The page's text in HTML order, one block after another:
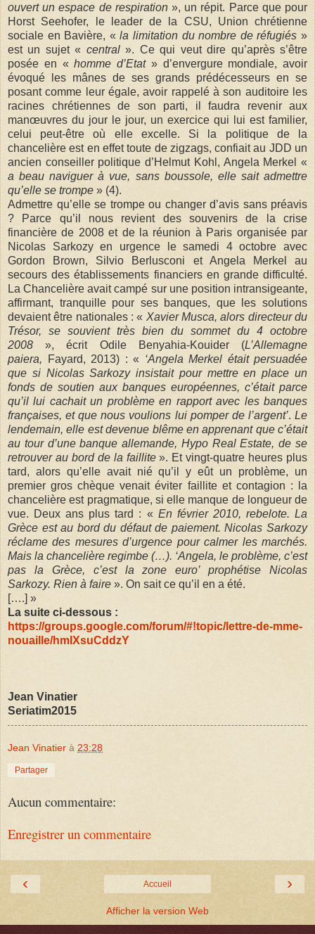
ouvert un espace de respiration», un répit. Parce que pour
Horst Seehofer, le leader de la CSU, Union chrétienne
sociale en Bavière, «la limitation du nombre de réfugiés»
est un sujet « central». Ce qui veut dire qu’après s’être
posée en «homme d’Etat» d’envergure mondiale, avoir
évoqué les mânes de ses grands prédécesseurs en se
posant comme leur égale, avoir rappelé à son auditoire les
racines chrétiennes de son parti, il faudra revenir aux
manœuvres du jour le jour, un exercice qui lui est familier,
celui peut-être où elle excelle. Si la politique de la
chancelière est en effet toute de zigzags, confiait au JDD un
ancien conseiller politique d’Helmut Kohl, Angela Merkel «
a beau naviguer à vue, sans boussole, elle sait admettre
qu’elle se trompe » (4).
Admettre qu’elle se trompe ou changer d’avis sans préavis
? Parce qu’il nous revient des souvenirs de la crise
financière de 2008 et de la réunion à Paris organisée par
Nicolas Sarkozy en urgence le samedi 4 octobre avec
Gordon Brown, Silvio Berlusconi et Angela Merkel au
secours des établissements financiers en grande difficulté.
La Chancelière avait campé sur une position intransigeante,
affirmant, tranquille pour ses banques, que les solutions
devaient être nationales : « Xavier Musca, alors directeur du
Trésor, se souvient très bien du sommet du 4 octobre
2008», écrit Odile Benyahia-Kouider (L’Allemagne
paiera, Fayard, 2013) : « ‘Angela Merkel était persuadée
que si Nicolas Sarkozy insistait pour mettre en place un
fonds de soutien aux banques européennes, c’était parce
qu’il lui cachait un problème en rapport avec les banques
françaises, et que nous voulions lui pomper de l’argent’.Le
lendemain, elle est devenue blême en apprenant que c’était
au tour d’une banque allemande, Hypo Real Estate, de se
retrouver au bord de la faillite». Et vingt-quatre heures plus
tard, alors qu’elle avait nié qu’il y eût un problème, un
premier gros chèque venait éviter faillite et contagion : la
chancelière est pragmatique, si elle manque de longueur de
vue. Deux ans plus tard : « En février 2010, rebelote. La
Grèce est au bord du défaut de paiement. Nicolas Sarkozy
réclame des mesures d’urgence pour calmer les marchés.
Mais la chancelière regimbe (…). ‘Angela, le problème, c’est
pas la Grèce, c’est la zone euro’ prophétise Nicolas
Sarkozy. Rien à faire ». On sait ce qu’il en a été.
[….] »
La suite ci-dessous :
https://groups.google.com/forum/#!topic/lettre-de-mme-
nouaille/hmIXsuCddzY
Jean Vinatier
Seriatim2015
Jean Vinatier à 23:28
Partager
Aucun commentaire:
Enregistrer un commentaire
‹ ›
Accueil
Afficher la version Web